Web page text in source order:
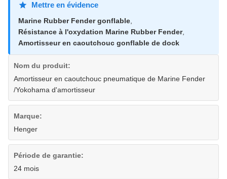
Mettre en évidence
Marine Rubber Fender gonflable
Résistance à l'oxydation Marine Rubber Fender,
Amortisseur en caoutchouc gonflable de dock
Nom du produit:
Amortisseur en caoutchouc pneumatique de Marine Fender
/Yokohama d'amortisseur
Marque:
Henger
Période de garantie:
24 mois